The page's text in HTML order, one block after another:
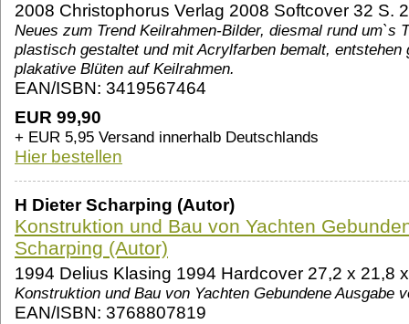
2008 Christophorus Verlag 2008 Softcover 32 S.
Neues zum Trend Keilrahmen-Bilder, diesmal rund um`s
plastisch gestaltet und mit Acrylfarben bemalt, entstehen
plakative Blüten auf Keilrahmen.
EAN/ISBN: 3419567464
EUR 99,90
+ EUR 5,95 Versand innerhalb Deutschlands
Hier bestellen
H Dieter Scharping (Autor)
Konstruktion und Bau von Yachten
Scharping (Autor)
1994 Delius Klasing 1994 Hardcover 27,2 x 21,8
Konstruktion und Bau von Yachten Gebundene Ausgabe
EAN/ISBN: 3768807819